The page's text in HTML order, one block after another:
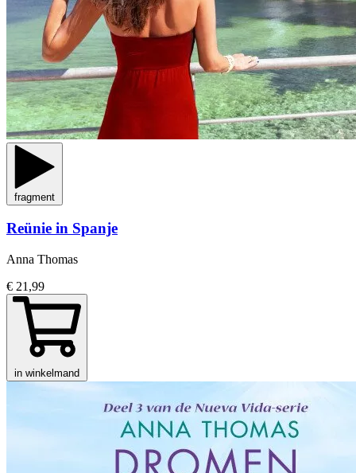
fragment
Reünie in Spanje
Anna Thomas
€ 21,99
in winkelmand